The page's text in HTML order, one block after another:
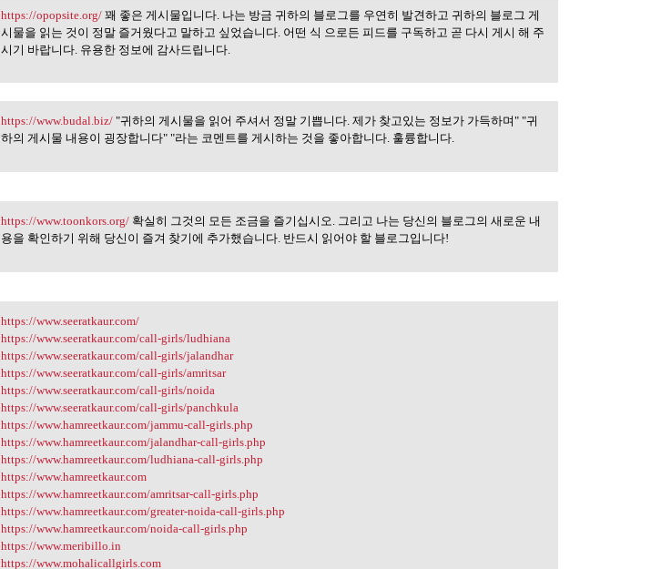
https://opopsite.org/ 꽤 좋은
https://opopsite.org/ 꽤 좋은 게시물입니다. 나는 방금 귀하의 블로그를 우연히 발견하고 귀하의 블로그 게
시물을 읽는 것이 정말 즐거웠다고 말하고 싶었습니다. 어떤 식 으로든 피드를 구독하고 곧 다시 게시 해 주
시기 바랍니다. 유용한 정보에 감사드립니다.
https://www.budal.biz/ "귀하의
https://www.budal.biz/ "귀하의 게시물을 읽어 주셔서 정말 기쁩니다. 제가 찾고있는 정보가 가득하며" "귀
하의 게시물 내용이 굉장합니다" "라는 코멘트를 게시하는 것을 좋아합니다. 훌륭합니다.
https://www.toonkors.org/ 확실히
https://www.toonkors.org/ 확실히 그것의 모든 조금을 즐기십시오. 그리고 나는 당신의 블로그의 새로운 내
용을 확인하기 위해 당신이 즐겨 찾기에 추가했습니다. 반드시 읽어야 할 블로그입니다!
https://www.seeratkaur.com/
https://www.seeratkaur.com/
https://www.seeratkaur.com/call-girls/ludhiana
https://www.seeratkaur.com/call-girls/jalandhar
https://www.seeratkaur.com/call-girls/amritsar
https://www.seeratkaur.com/call-girls/noida
https://www.seeratkaur.com/call-girls/panchkula
https://www.hamreetkaur.com/jammu-call-girls.php
https://www.hamreetkaur.com/jalandhar-call-girls.php
https://www.hamreetkaur.com/ludhiana-call-girls.php
https://www.hamreetkaur.com
https://www.hamreetkaur.com/amritsar-call-girls.php
https://www.hamreetkaur.com/greater-noida-call-girls.php
https://www.hamreetkaur.com/noida-call-girls.php
https://www.meribillo.in
https://www.mohalicallgirls.com